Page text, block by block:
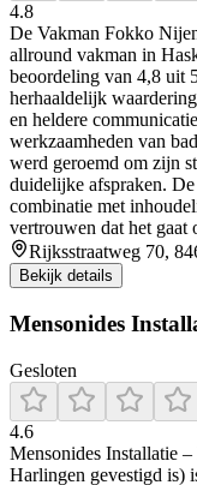
4.8
De Vakman Fokko
allround vakman in
beoordeling van 4,8 uit
herhaaldelijk
en heldere
werkzaamheden van
werd geroemd om zijn
duidelijke afspraken.
combinatie met
vertrouwen dat het gaat
Rijksstraatweg 70,
Bekijk details
Mensonides
Gesloten
4.6
Mensonides Installatie
Harlingen gevestigd is)